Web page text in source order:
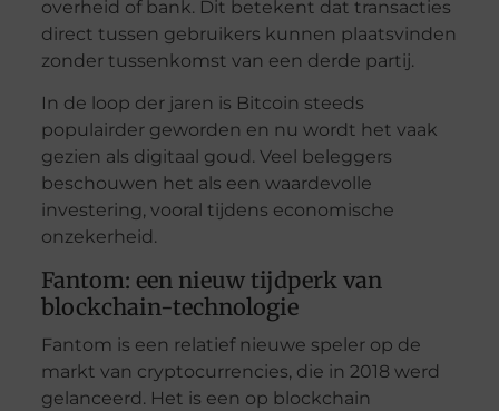
overheid of bank. Dit betekent dat transacties
direct tussen gebruikers kunnen plaatsvinden
zonder tussenkomst van een derde partij.
In de loop der jaren is Bitcoin steeds
populairder geworden en nu wordt het vaak
gezien als digitaal goud. Veel beleggers
beschouwen het als een waardevolle
investering, vooral tijdens economische
onzekerheid.
Fantom: een nieuw tijdperk van
blockchain-technologie
Fantom is een relatief nieuwe speler op de
markt van cryptocurrencies, die in 2018 werd
gelanceerd. Het is een op blockchain